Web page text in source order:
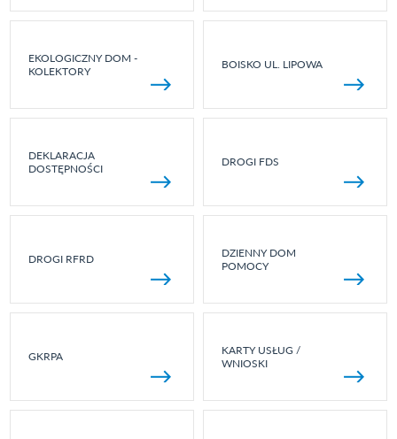
EKOLOGICZNY DOM -
KOLEKTORY
BOISKO UL. LIPOWA
DEKLARACJA
DOSTĘPNOŚCI
DROGI FDS
DROGI RFRD
DZIENNY DOM
POMOCY
GKRPA
KARTY USŁUG /
WNIOSKI